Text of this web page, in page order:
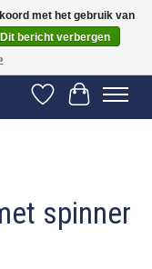
2-5 werkdagen
Verlanglijst
spinner
met het gebruik van
Dit bericht verbergen